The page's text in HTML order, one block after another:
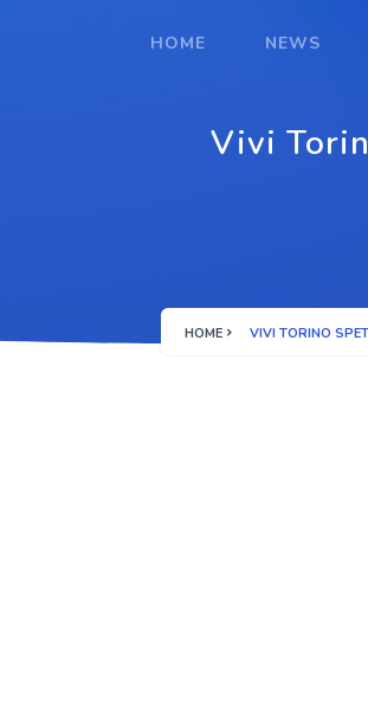
HOME NEWS
Vivi
HOME VIVI TORINO